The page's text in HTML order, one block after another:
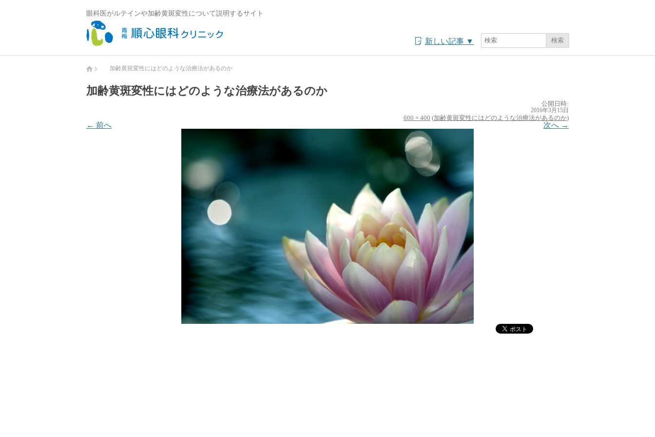
眼科医がルテインや加齢黄斑変性について説明するサイト
新しい記事 ▼
検索
加齢黄斑変性にはどのような治療法があるのか
加齢黄斑変性にはどのような治療法があるのか
公開日時:
2016年3月15日
600 × 400 (加齢黄斑変性にはどのような治療法があるのか)
← 前へ 次へ →